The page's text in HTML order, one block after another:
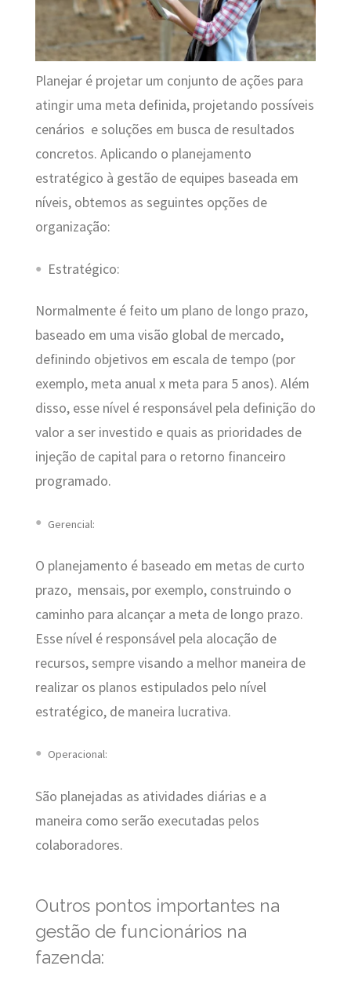
Planejar é projetar um conjunto de ações para
atingir uma meta definida, projetando possíveis
cenários e soluções em busca de resultados
concretos. Aplicando o planejamento
estratégico à gestão de equipes baseada em
níveis, obtemos as seguintes opções de
organização:
Estratégico:
Normalmente é feito um plano de longo prazo,
baseado em uma visão global de mercado,
definindo objetivos em escala de tempo (por
exemplo, meta anual x meta para 5 anos). Além
disso, esse nível é responsável pela definição do
valor a ser investido e quais as prioridades de
injeção de capital para o retorno financeiro
programado.
Gerencial:
O planejamento é baseado em metas de curto
prazo, mensais, por exemplo, construindo o
caminho para alcançar a meta de longo prazo.
Esse nível é responsável pela alocação de
recursos, sempre visando a melhor maneira de
realizar os planos estipulados pelo nível
estratégico, de maneira lucrativa.
Operacional:
São planejadas as atividades diárias e a
maneira como serão executadas pelos
colaboradores.
Outros pontos importantes na
gestão de funcionários na
fazenda: